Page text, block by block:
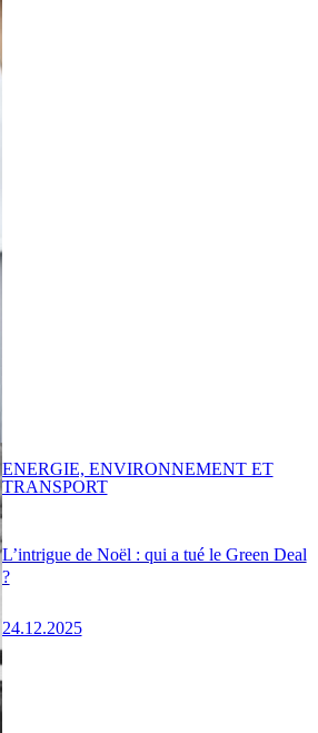
L’intrigue de Noël : qui a tué le Green Deal
?
24.12.2025
ENERGIE, ENVIRONNEMENT ET
TRANSPORT